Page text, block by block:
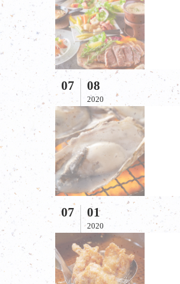
07 08
2020
07 01
2020